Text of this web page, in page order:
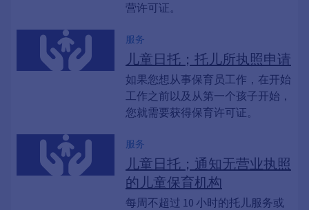
营许可证。
服务
儿童日托；托儿所执照申请
如果您想从事保育员工作，在开始
工作之前以及从第一个孩子开始，
您就需要获得保育许可证。
服务
儿童日托；通知无营业执照
的儿童保育机构
每周不超过 10 小时的托儿服务或